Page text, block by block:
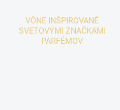
VÔNE INŠPIROVANÉ
SVETOVÝMI ZNAČKAMI
PARFÉMOV